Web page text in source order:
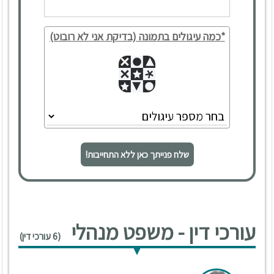
*כמה עיגולים בתמונה (בדיקת אני לא רובוט)
שלח פנייתך כאן ללא התחייבות!
עורכי דין - משפט מנהלי (6 עורכי דין)